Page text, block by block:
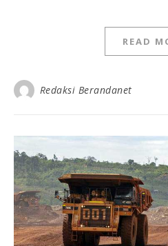
READ
Redaksi Berandanet